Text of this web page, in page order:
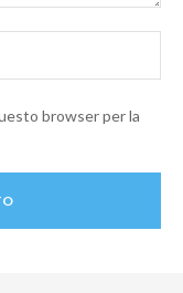
browser per la